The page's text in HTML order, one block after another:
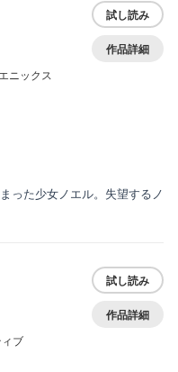
ニックス
試し読み
作品詳細
った少女ノエル。失望するノ
ブ
試し読み
作品詳細